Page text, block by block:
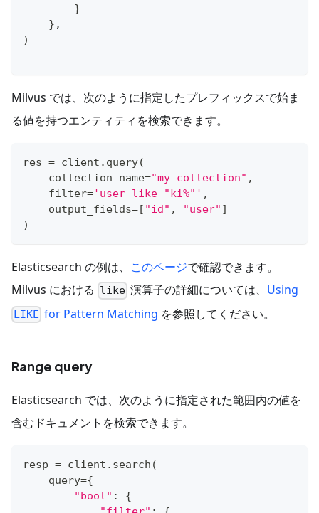
}
} ,
)
Milvus では、次のように指定したプレフィックスで始ま
る値を持つエンティティを検索できます。
res = client . query(
    collection_name
="my_collection" ,
filter='user like "ki%"' ,
    output_fields
=[ "id" , "user" ]
)
Elasticsearch の例は、 このページで確認できます。
Milvus における like 演算子の詳細については、 Using
LIKE for Pattern Matching を参照してください。
Range query
Elasticsearch では、次のように指定された範囲内の値を
含むドキュメントを検索できます。
resp = client . search (
    query
={
"bool" :
{